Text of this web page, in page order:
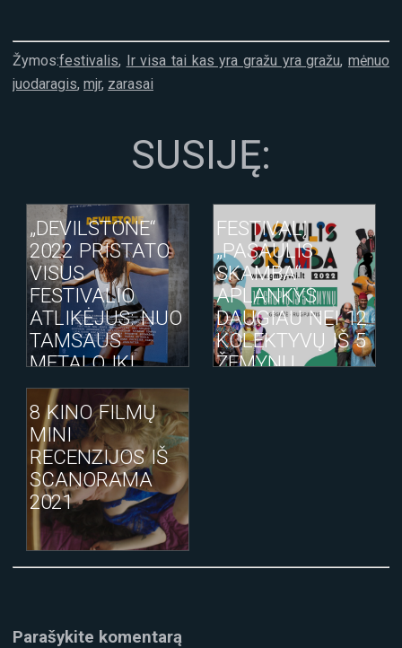
Žymos:festivalis, Ir visa tai kas yra gražu yra gražu,mėnuo
juodaragis, mjr, zarasai
SUSIJĘ:
„DEVILSTONE“
2022 PRISTATO
VISUS
FESTIVALIO
ATLIKĖJUS: NUO
TAMSAUS
METALO IKI
NAKTINIŲ
ŠOKIŲ!
FESTIVALĮ
„PASAULIS
SKAMBA“
APLANKYS
DAUGIAU NEI 12
KOLEKTYVŲ IŠ 5
ŽEMYNŲ
8 KINO FILMŲ
MINI
RECENZIJOS IŠ
SCANORAMA
2021
Parašykite komentarą